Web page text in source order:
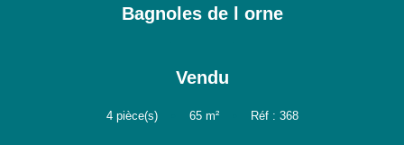
LOCATIONS
Immobilier D'entreprise
Bagnoles de l orne
Vendu
4pièce(s) 65m² Réf : 368